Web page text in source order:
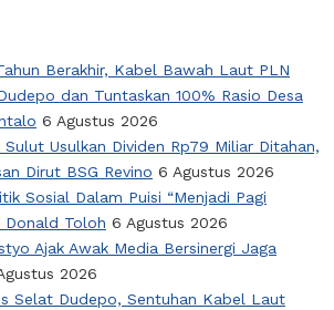
Berakhir, Kabel Bawah Laut PLN
dan Tuntaskan 100% Rasio Desa
6 Agustus 2026
Sulut Usulkan Dividen Rp79 Miliar Ditahan,
Dirut BSG Revino 6 Agustus 2026
Sosial Dalam Puisi “Menjadi Pagi
Donald Toloh 6 Agustus 2026
Ajak Awak Media Bersinergi Jaga
2026
Selat Dudepo, Sentuhan Kabel Laut